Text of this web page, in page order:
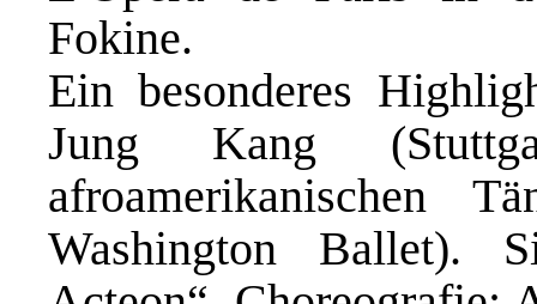
Fokine.
Ein besonderes
Jung Kang
afroamerikanischen
Washington Ballet).